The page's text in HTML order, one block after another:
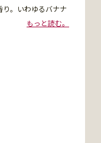
り。いわゆるバナナ
もっと読む。